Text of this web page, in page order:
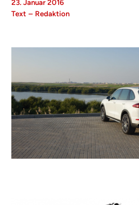
23. Januar 2016
Text – Redaktion